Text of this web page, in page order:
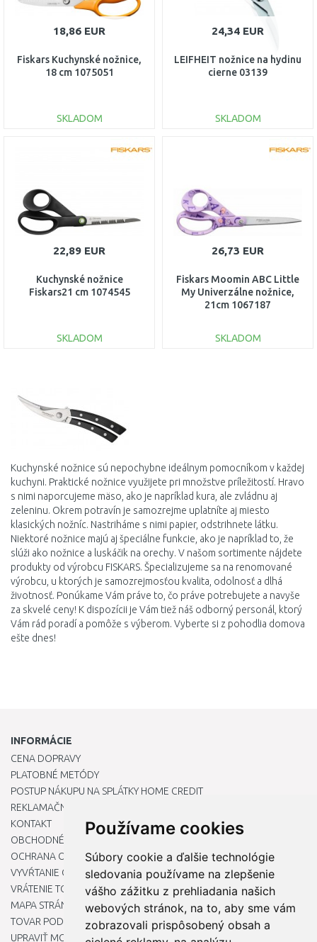
Používame cookies
Súbory cookie a ďalšie technológie
sledovania používame na zlepšenie
vášho zážitku z prehliadania našich
webových stránok, na to, aby sme vám
zobrazovali prispôsobený obsah a
18,86 EUR
Fiskars Kuchynské nožnice,
18 cm 1075051
SKLADOM
DO KOŠÍKA
24,34 EUR
LEIFHEIT nožnice na hydinu
cierne 03139
SKLADOM
DO KOŠÍKA
22,89 EUR
Kuchynské nožnice
Fiskars21 cm 1074545
SKLADOM
26,73 EUR
Fiskars Moomin ABC Little
My Univerzálne nožnice,
21cm 1067187
SKLADOM
Kuchynské nožnice sú nepochybne ideálnym pomocníkom v každej
kuchyni. Praktické nožnice využijete pri množstve príležitostí. Hravo
s nimi naporcujeme mäso ako je napríklad kura ale zvládnu aj
zeleninu. Okrem potravín je samozrejme uplatníte aj miesto
klasických nožníc. Nastriháme s nimi papier, odstrihnete látku.
Niektoré nožnice majú aj špeciálne funkcie, ako je napríklad to, že
slúži ako nožnice a luskáčik na orechy. V našom sortimente nájdete
produkty od výrobcu FISKARS. Špecializujeme sa na renomované
výrobcu u ktorých je samozrejmosťou kvalita, odolnosť a dlhá
životnosť. Ponúkame Vám práve to čo práve potrebujete a navyše
za skvelé ceny! K dispozícii je Vám tiež náš odborný personál
ktorý
Vám rád poradí a pomôže s výberom. Vyberte si z pohodlia domova
ešte dnes!
INFORMÁCIE
CENA DOPRAVY
PLATOBNÉ METÓDY
POSTUP NÁKUPU NA SPLÁTKY HOME CREDIT
REKLAMAČNÝ PORIADOK
KONTAKT
OBCHODNÉ PODMIENKY
OCHRANA OSOBNÝCH ÚDAJOV
VYVŔTANIE OTVORU DO DREZU PRE KUCHYNSKÚ BATÉRIU
VRÁTENIE TOVARU / REKLAMÁCIE
MAPA STRÁNOK
TOVAR PODĽA ZNAČIEK
UPRAVIŤ MOJE PREDVOĽBY COOKIES